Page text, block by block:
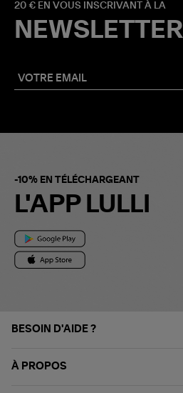
20 € EN VOUS INSCRIVANT À LA
NEWSLETTER
-10% EN TÉLÉCHARGEANT
L'APP LULLI
BESOIN D'AIDE ?
À PROPOS